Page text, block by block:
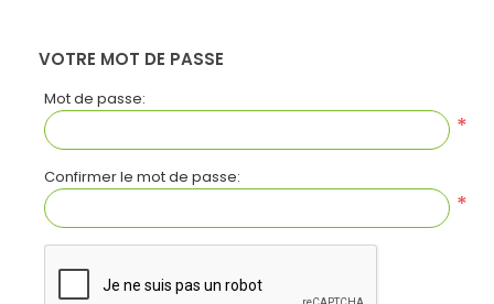
VOTRE MOT DE PASSE
Mot de passe:
*
Confirmer le mot de passe:
*